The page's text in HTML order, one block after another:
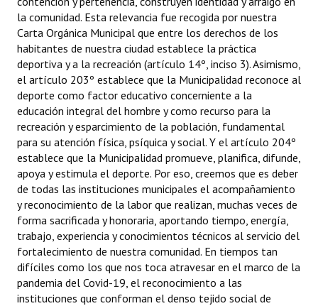
la comunidad. Esta relevancia fue recogida por nuestra
Carta Orgánica Municipal que entre los derechos de los
habitantes de nuestra ciudad establece la práctica
deportiva y a la recreación (artículo 14º, inciso 3). Asimismo,
el artículo 203º establece que la Municipalidad reconoce al
deporte como factor educativo concerniente a la
educación integral del hombre y como recurso para la
recreación y esparcimiento de la población, fundamental
para su atención física, psíquica y social. Y el artículo 204º
establece que la Municipalidad promueve, planifica, difunde,
apoya y estimula el deporte. Por eso, creemos que es deber
de todas las instituciones municipales el acompañamiento
y reconocimiento de la labor que realizan, muchas veces de
forma sacrificada y honoraria, aportando tiempo, energía,
trabajo, experiencia y conocimientos técnicos al servicio del
fortalecimiento de nuestra comunidad. En tiempos tan
difíciles como los que nos toca atravesar en el marco de la
pandemia del Covid-19, el reconocimiento a las
instituciones que conforman el denso tejido social de